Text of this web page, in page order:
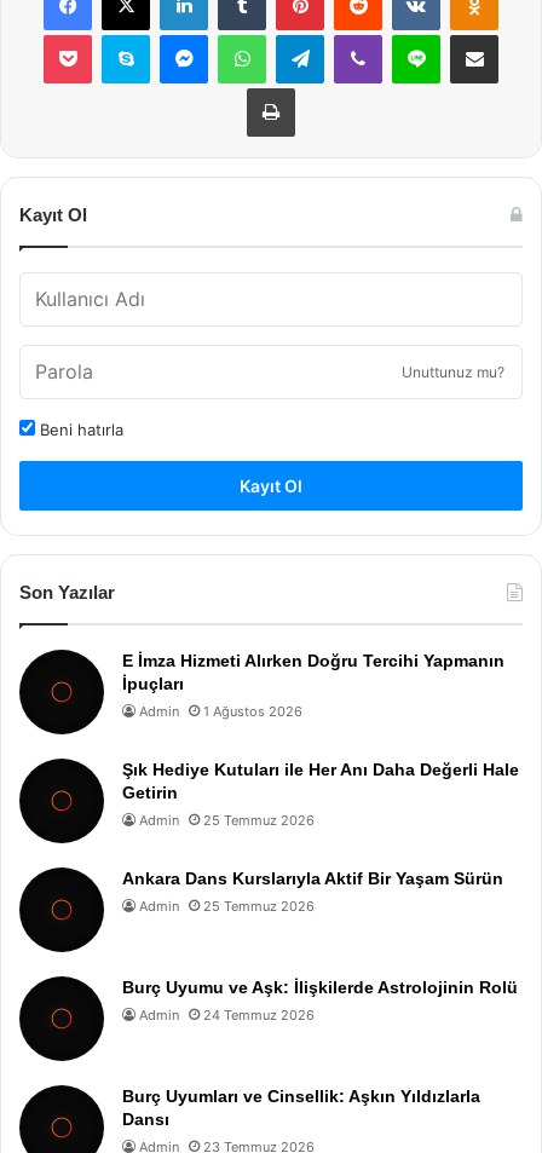
Pocket Skype MessengerWhatsAppTelegramViber Line E-Posta ile
Yazdır
Kayıt Ol
Unuttunuz mu?
Beni hatırla
Kayıt Ol
Son Yazılar
E İmza Hizmeti Alırken Doğru Tercihi Yapmanın
İpuçları
Admin 1 Ağustos 2026
Şık Hediye Kutuları ile Her Anı Daha Değerli Hale
Getirin
Admin 25 Temmuz 2026
Ankara Dans Kurslarıyla Aktif Bir Yaşam Sürün
Admin 25 Temmuz 2026
Burç Uyumu ve Aşk: İlişkilerde Astrolojinin Rolü
Admin 24 Temmuz 2026
Burç Uyumları ve Cinsellik: Aşkın Yıldızlarla
Dansı
Admin 23 Temmuz 2026